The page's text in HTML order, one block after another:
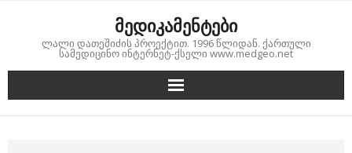
მედიკამენტები
ლალი დათეშიძის პროექტით. 1996 წლიდან. ქართული
სამედიცინო ინტერნეტ-ქსელი www.medgeo.net